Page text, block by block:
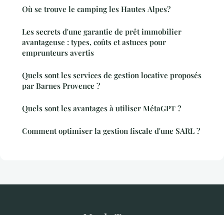
Où se trouve le camping les Hautes Alpes?
Les secrets d'une garantie de prêt immobilier
avantageuse : types, coûts et astuces pour
emprunteurs avertis
Quels sont les services de gestion locative proposés
par Barnes Provence ?
Quels sont les avantages à utiliser MétaGPT ?
Comment optimiser la gestion fiscale d'une SARL ?